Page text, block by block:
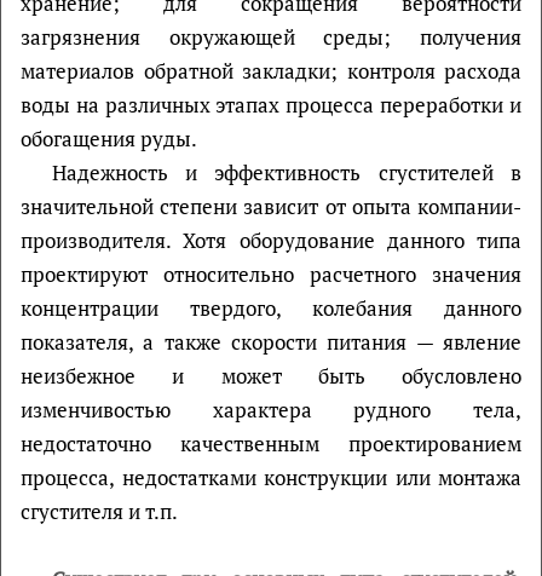
загрязнения окружающей среды; получения
материалов обратной закладки; контроля расхода
воды на различных этапах процесса переработки и
обогащения руды.
Надежность и эффективность сгустителей в
значительной степени зависит от опыта компании-
производителя. Хотя оборудование данного типа
проектируют относительно расчетного значения
концентрации твердого, колебания данного
показателя, а также скорости питания — явление
неизбежное и может быть обусловлено
изменчивостью характера рудного тела,
недостаточно качественным проектированием
процесса, недостатками конструкции или монтажа
сгустителя и т.п.